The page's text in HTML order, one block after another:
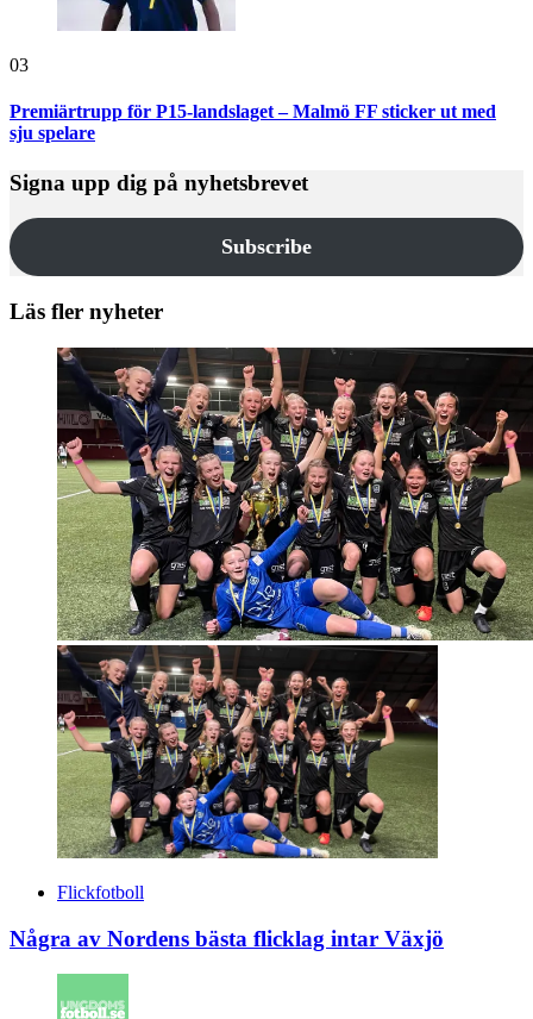
03
Premiärtrupp för P15-landslaget – Malmö FF sticker ut med
sju spelare
Signa upp dig på nyhetsbrevet
Subscribe
Läs fler nyheter
Flickfotboll
Några av Nordens bästa flicklag intar Växjö